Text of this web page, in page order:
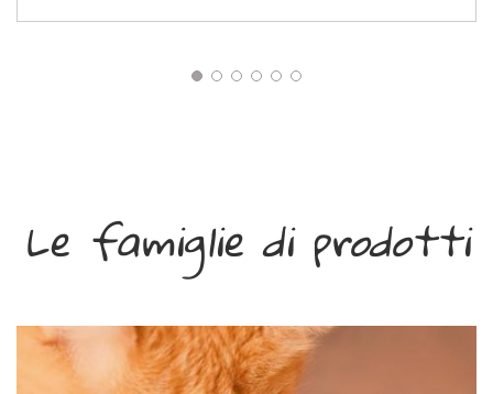
Le famiglie di prodotti